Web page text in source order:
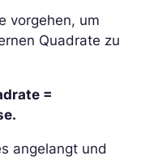
vorgehen, um
Quadrate zu
=
angelangt und